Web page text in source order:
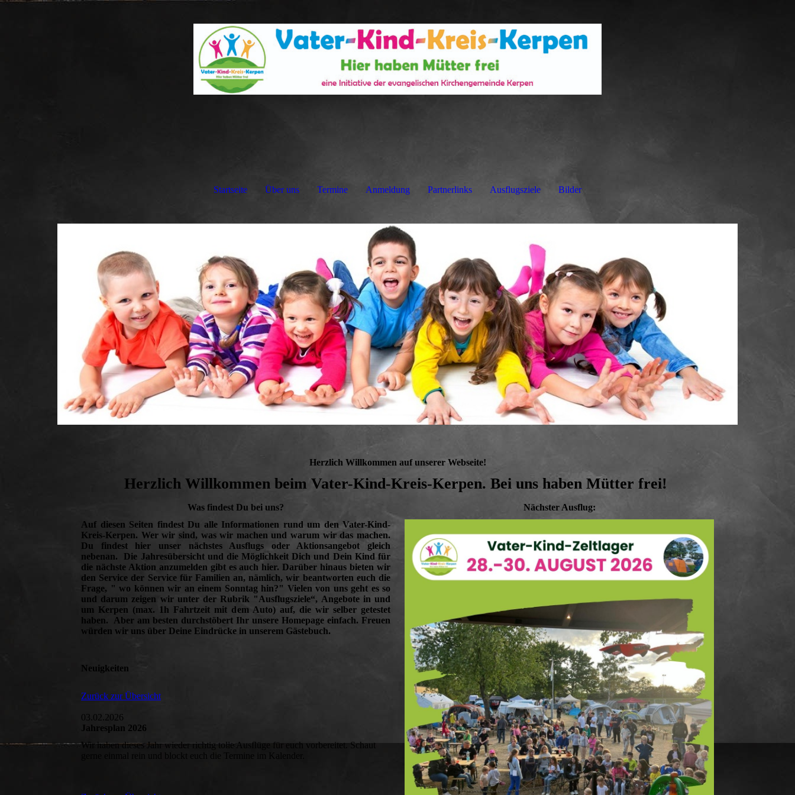
Startseite Über uns Termine Anmeldung Partnerlinks Ausflugsziele Bilder
Herzlich Willkommen auf unserer Webseite!
Herzlich Willkommen beim Vater-Kind-Kreis-Kerpen. Bei uns haben Mütter frei!
Was findest Du bei uns?
Auf diesen Seiten findest Du alle Informationen rund um den Vater-Kind-
Kreis-Kerpen. Wer wir sind, was wir machen und warum wir das machen.
Du findest hier unser nächstes Ausflugs oder Aktionsangebot gleich
nebenan. Die Jahresübersicht und die Möglichkeit Dich und Dein Kind für
die nächste Aktion anzumelden gibt es auch hier. Darüber hinaus bieten wir
den Service der Service für Familien an, nämlich, wir beantworten euch die
Frage, " wo können wir an einem Sonntag hin?" Vielen von uns geht es so
und darum zeigen wir unter der Rubrik "Ausflugsziele“, Angebote in und
um Kerpen (max. 1h Fahrtzeit mit dem Auto) auf, die wir selber getestet
haben. Aber am besten durchstöbert Ihr unsere Homepage einfach. Freuen
würden wir uns über Deine Eindrücke in unserem Gästebuch.
Neuigkeiten
Zurück zur Übersicht
03.02.2026
Jahresplan 2026
Wir haben dieses Jahr wieder richtig tolle Ausflüge für euch vorbereitet. Schaut
Nächster Ausflug: